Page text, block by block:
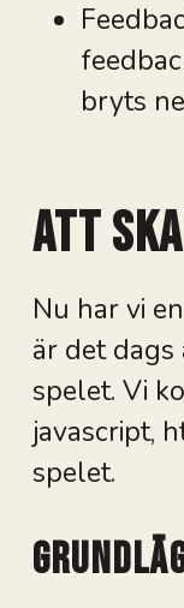
bryts
Att
Nu har vi
är det dags
spelet. Vi
javascript,
spelet.